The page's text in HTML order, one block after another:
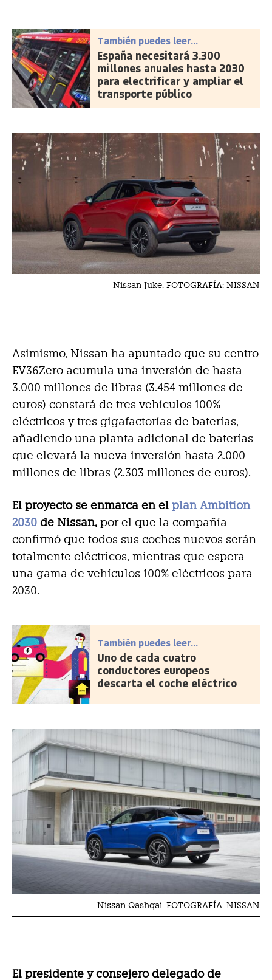
También puedes leer...
España necesitará 3.300
millones anuales hasta 2030
para electrificar y ampliar el
transporte público
Nissan Juke. FOTOGRAFÍA: NISSAN
Asimismo, Nissan ha apuntado que su centro
EV36Zero acumula una inversión de hasta
3.000 millones de libras (3.454 millones de
euros) constará de tres vehículos 100%
eléctricos y tres gigafactorías de baterías,
añadiendo una planta adicional de baterías
que elevará la nueva inversión hasta 2.000
millones de libras (2.303 millones de euros).
El proyecto se enmarca en el plan Ambition
2030 de Nissan, por el que la compañía
confirmó que todos sus coches nuevos serán
totalmente eléctricos, mientras que espera
una gama de vehículos 100% eléctricos para
2030.
También puedes leer...
Uno de cada cuatro
conductores europeos
descarta el coche eléctrico
Nissan Qashqai. FOTOGRAFÍA: NISSAN
El presidente y consejero delegado de